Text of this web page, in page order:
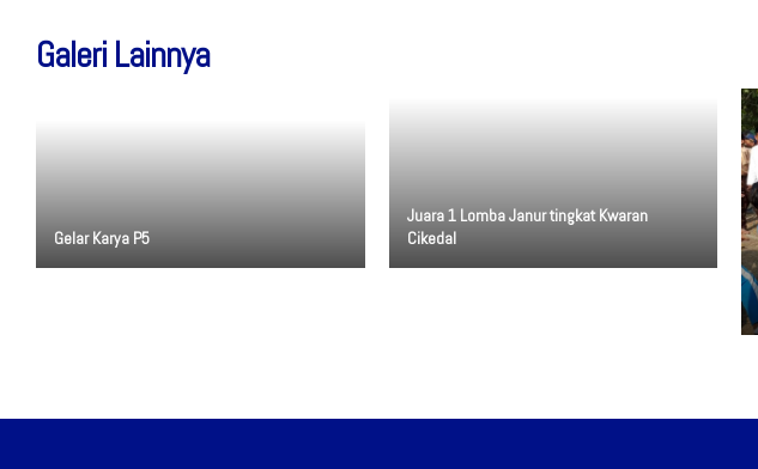
Galeri Lainnya
Gelar Karya P5
Juara 1 Lomba Janur tingkat Kwaran
Cikedal